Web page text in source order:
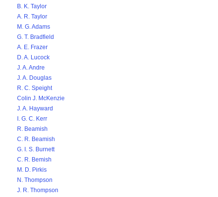
B. K. Taylor
A. R. Taylor
M. G. Adams
G. T. Bradfield
A. E. Frazer
D. A. Lucock
J. A. Andre
J. A. Douglas
R. C. Speight
Colin J. McKenzie
J. A. Hayward
I. G. C. Kerr
R. Beamish
C. R. Beamish
G. I. S. Burnett
C. R. Bemish
M. D. Pirkis
N. Thompson
J. R. Thompson